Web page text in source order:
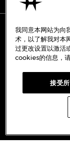
备案号:沪ICP备
我同意本网站为向
术，以了解我对本
过更改设置以激活
cookies的信息，
接受